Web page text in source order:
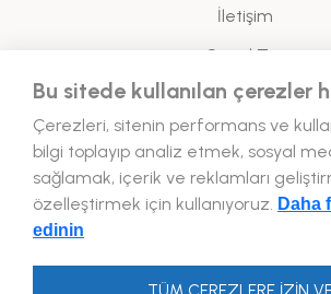
Bu sitede kullanılan çerezler
Çerezleri, sitenin performans ve
bilgi toplayıp analiz etmek, sosyal
sağlamak, içerik ve reklamları
özelleştirmek için kullanıyoruz. Daha
edinin
İletişim
Sanal Tur
Yasal
Enerji Politikası